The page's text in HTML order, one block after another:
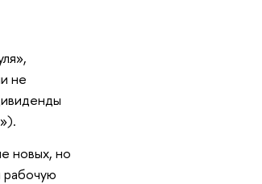
не
новых, но
рабочую